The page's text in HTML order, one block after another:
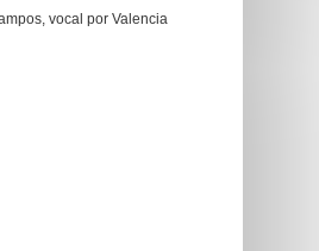
vocal por Valencia